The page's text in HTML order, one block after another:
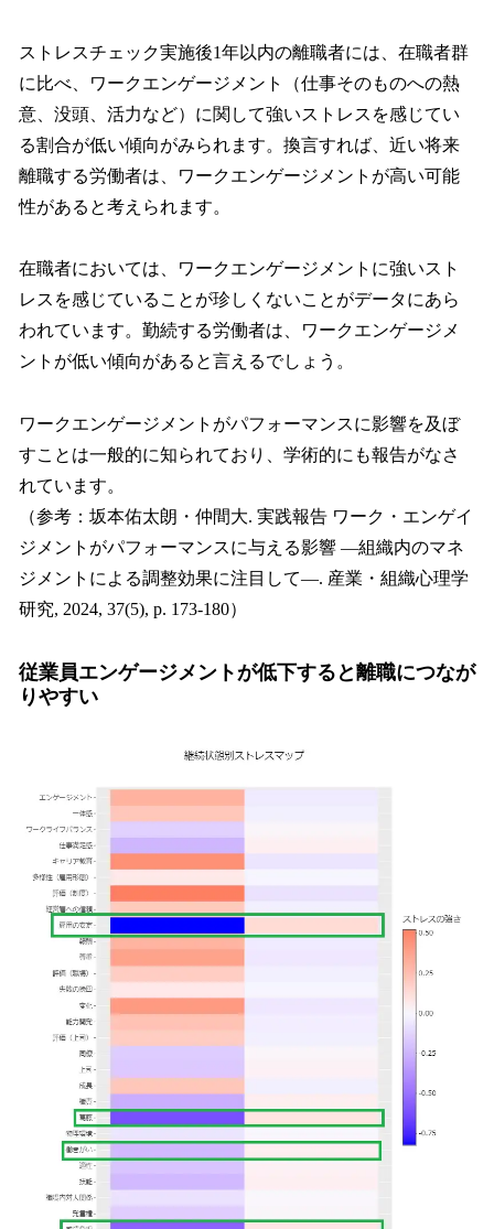
ストレスチェック実施後1年以内の離職者には、在職者群
に比べ、ワークエンゲージメント（仕事そのものへの熱
意、没頭、活力など）に関して強いストレスを感じてい
る割合が低い傾向がみられます。換言すれば、近い将来
離職する労働者は、ワークエンゲージメントが高い可能
性があると考えられます。
在職者においては、ワークエンゲージメントに強いスト
レスを感じていることが珍しくないことがデータにあら
われています。勤続する労働者は、ワークエンゲージメ
ントが低い傾向があると言えるでしょう。
ワークエンゲージメントがパフォーマンスに影響を及ぼ
すことは一般的に知られており、学術的にも報告がなさ
れています。
（参考：坂本佑太朗・仲間大. 実践報告 ワーク・エンゲイ
ジメントがパフォーマンスに与える影響 ―組織内のマネ
ジメントによる調整効果に注目して―. 産業・組織心理学
研究, 2024, 37(5), p. 173-180）
従業員エンゲージメントが低下すると離職につなが
りやすい